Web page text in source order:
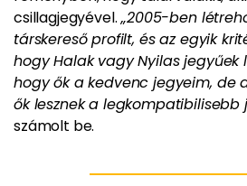
csillagjegyével.„2005-ben
társkereső profilt, és az egyik
hogy Halak vagy Nyilas jegyűek
hogy ők a kedvenc jegyeim, de
ők lesznek a legkompatibilisebb
számolt be.